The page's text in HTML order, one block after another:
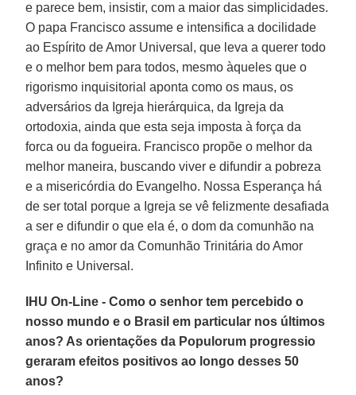
e parece bem, insistir, com a maior das simplicidades.
O papa Francisco assume e intensifica a docilidade
ao Espírito de Amor Universal, que leva a querer todo
e o melhor bem para todos, mesmo àqueles que o
rigorismo inquisitorial aponta como os maus, os
adversários da Igreja hierárquica, da Igreja da
ortodoxia, ainda que esta seja imposta à força da
forca ou da fogueira. Francisco propõe o melhor da
melhor maneira, buscando viver e difundir a pobreza
e a misericórdia do Evangelho. Nossa Esperança há
de ser total porque a Igreja se vê felizmente desafiada
a ser e difundir o que ela é, o dom da comunhão na
graça e no amor da Comunhão Trinitária do Amor
Infinito e Universal.
IHU On-Line - Como o senhor tem percebido o
nosso mundo e o Brasil em particular nos últimos
anos? As orientações da Populorum progressio
geraram efeitos positivos ao longo desses 50
anos?